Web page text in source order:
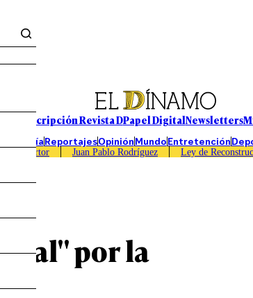
Suscripción Revista DPapel DigitalNewsletters
EconomíaReportajesOpiniónMundoEntretención
Caso Sartor Juan Pablo Rodríguez Ley de
por la